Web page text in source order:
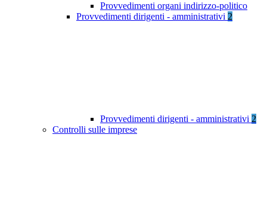
Provvedimenti organi indirizzo-politico
Provvedimenti dirigenti - amministrativi 2
Provvedimenti dirigenti - amministrativi 2
Controlli sulle imprese